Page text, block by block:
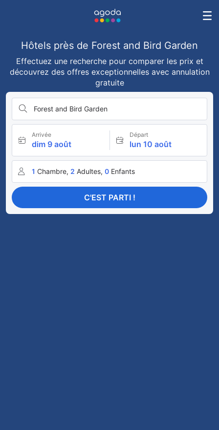
Hôtels près de Forest and Bird Garden
Effectuez une recherche pour comparer les prix et
découvrez des offres exceptionnelles avec annulation
gratuite
Forest and Bird Garden
Arrivée
dim 9 août
Départ
lun 10 août
1 Chambre, 2 Adultes, 0 Enfants
C'EST PARTI !